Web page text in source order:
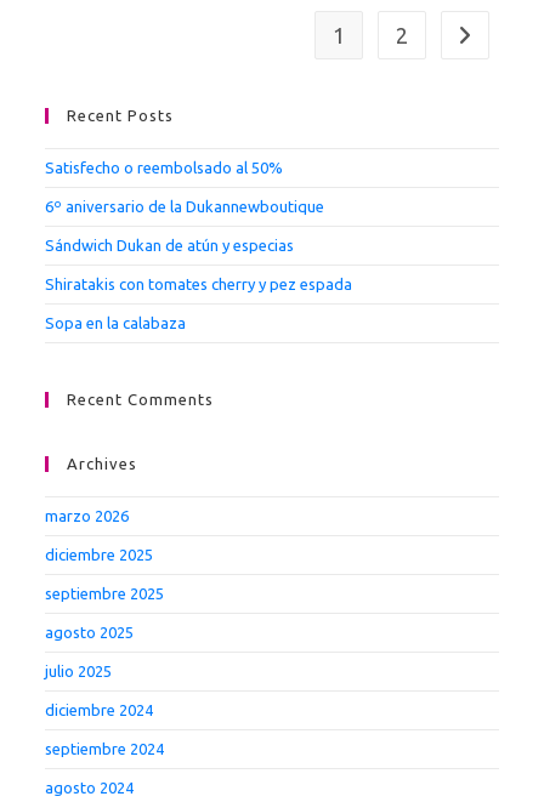
1 2 Ir a la
Recent Posts
Satisfecho o reembolsado al 50%
6º aniversario de la Dukannewboutique
Sándwich Dukan de atún y especias
Shiratakis con tomates cherry y pez espada
Sopa en la calabaza
Recent Comments
Archives
marzo 2026
diciembre 2025
septiembre 2025
agosto 2025
julio 2025
diciembre 2024
septiembre 2024
agosto 2024